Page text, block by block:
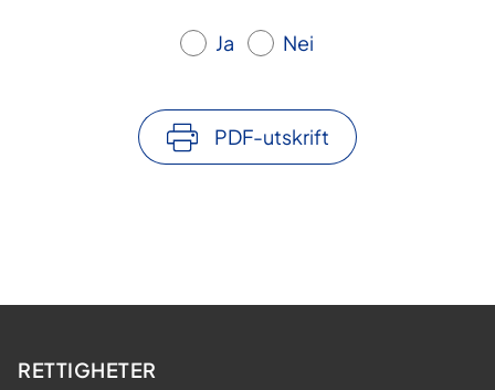
Ja Nei
PDF-utskrift
RETTIGHETER